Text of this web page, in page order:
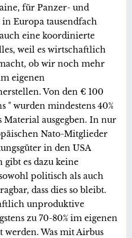
für Panzer- und
Europa tausendfach
eine koordinierte
weil es wirtschaftlich
ob wir noch mehr
eigenen
Von den € 100
" wurden mindestens 40%
Material ausgegben. In nur
Nato-Mitglieder
in den USA
gibt es dazu keine
politisch als auch
dass dies so bleibt.
unproduktive
zu 70-80% im eigenen
Was mit Airbus